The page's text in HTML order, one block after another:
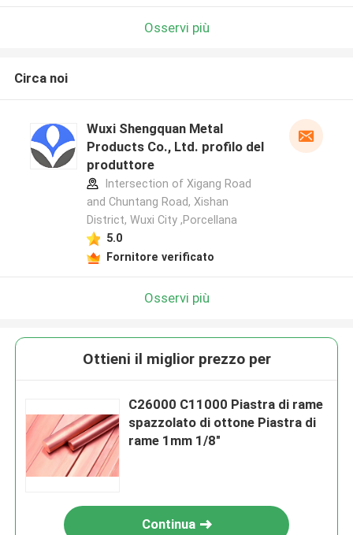
Osservi più
Circa noi
Wuxi Shengquan Metal
Products Co., Ltd. profilo del
produttore
Intersection of Xigang Road
and Chuntang Road, Xishan
District, Wuxi City ,Porcellana
5.0
Fornitore verificato
Osservi più
Ottieni il miglior prezzo per
C26000 C11000 Piastra di rame
spazzolato di ottone Piastra di
rame 1mm 1/8"
Continua